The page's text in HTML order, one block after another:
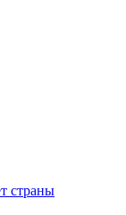
страны